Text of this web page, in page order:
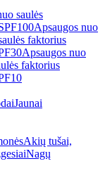
saulės
Apsaugos nuo
faktorius
Apsaugos nuo
faktorius
Jaunai
Akių tušai,
Nagų